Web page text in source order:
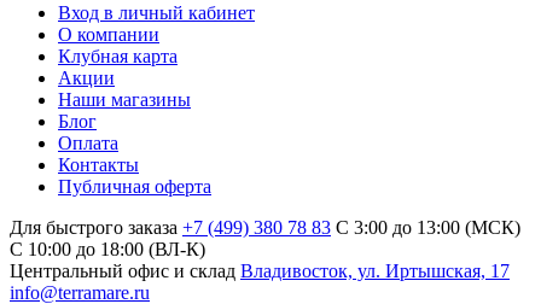
Вход в личный кабинет
О компании
Клубная карта
Акции
Наши магазины
Блог
Оплата
Контакты
Публичная оферта
Для быстрого заказа +7 (499) 380 78 83 С 3:00 до 13:00 (МСК)
C 10:00 до 18:00 (ВЛ-К)
Центральный офис и склад Владивосток, ул. Иртышская, 17
info@terramare.ru